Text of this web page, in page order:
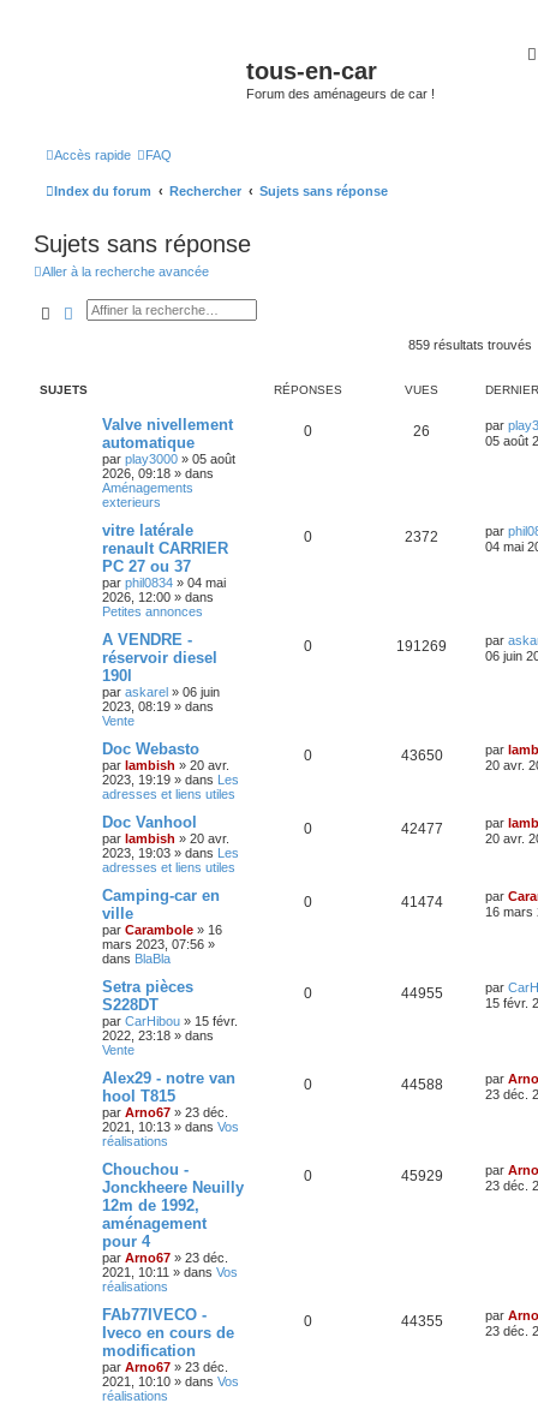
tous-en-car
Forum des aménageurs de car !
Accès rapide FAQ
Index du forum Rechercher Sujets sans réponse
Sujets sans réponse
Aller à la recherche avancée
Rechercher
Recherche avancée
859 résultats trouvés
SUJETS RÉPONSES VUES
Valve nivellement
automatique
par play3000 » 05 août
2026, 09:18 » dans
Aménagements
exterieurs
0 26 par
05 août
vitre latérale
renault CARRIER
PC 27 ou 37
par phil0834 » 04 mai
2026, 12:00 » dans
Petites annonces
0 2372 par
04 mai
A VENDRE -
réservoir diesel
190l
par askarel » 06 juin
2023, 08:19 » dans
Vente
0 191269 par
06 juin
Doc Webasto
par lambish » 20 avr.
2023, 19:19 » dans Les
adresses et liens utiles
0 43650 par
20 avr.
Doc Vanhool
par lambish » 20 avr.
2023, 19:03 » dans Les
adresses et liens utiles
0 42477 par
20 avr.
Camping-car en
ville
par Carambole » 16
mars 2023, 07:56 »
dans BlaBla
0 41474 par
16 mars
Setra pièces
S228DT
par CarHibou » 15 févr.
2022, 23:18 » dans
Vente
0 44955 par
15 févr.
Alex29 - notre van
hool T815
par Arno67 » 23 déc.
2021, 10:13 » dans Vos
réalisations
0 44588 par
23 déc.
Chouchou -
Jonckheere Neuilly
12m de 1992,
aménagement
pour 4
par Arno67 » 23 déc.
2021, 10:11 » dans Vos
réalisations
0 45929 par
23 déc.
FAb77IVECO -
Iveco en cours de
modification
par Arno67 » 23 déc.
2021, 10:10 » dans Vos
réalisations
0 44355 par
23 déc.